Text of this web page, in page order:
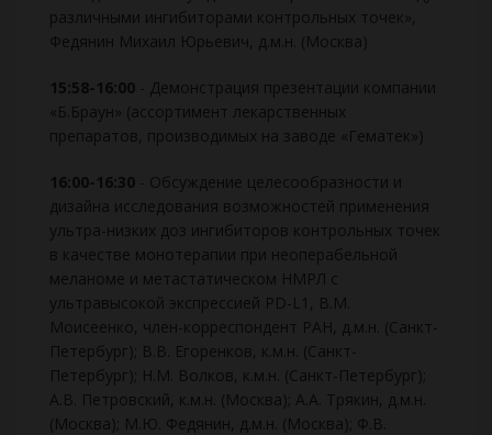
различными ингибиторами контрольных точек»,
Федянин Михаил Юрьевич, д.м.н. (Москва)
15:58-16:00 - Демонстрация презентации компании
«Б.Браун» (ассортимент лекарственных
препаратов, производимых на заводе «Гематек»)
16:00-16:30 - Обсуждение целесообразности и
дизайна исследования возможностей применения
ультра-низких доз ингибиторов контрольных точек
в качестве монотерапии при неоперабельной
меланоме и метастатическом НМРЛ с
ультравысокой экспрессией PD-L1, В.М.
Моисеенко, член-корреспондент РАН, д.м.н. (Санкт-
Петербург); В.В. Егоренков, к.м.н. (Санкт-
Петербург); Н.М. Волков, к.м.н. (Санкт-Петербург);
А.В. Петровский, к.м.н. (Москва); А.А. Трякин, д.м.н.
(Москва); М.Ю. Федянин, д.м.н. (Москва); Ф.В.